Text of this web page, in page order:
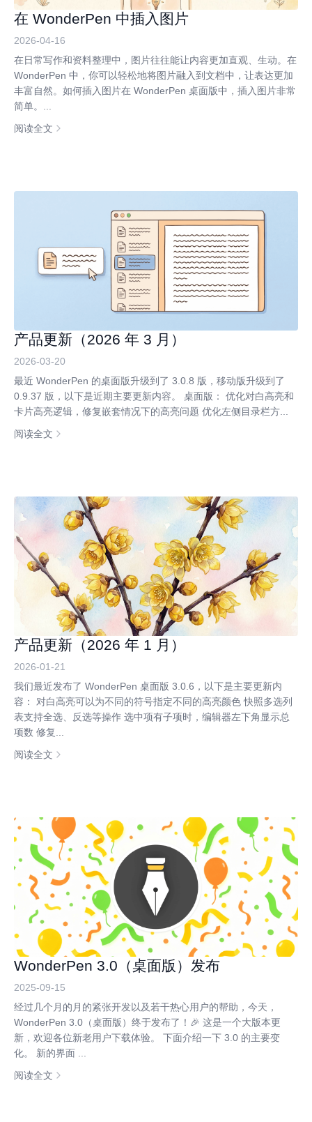
在 WonderPen 中插入图片
2026-04-16
在日常写作和资料整理中，图片往往能让内容更加直观、生动。在
WonderPen 中，你可以轻松地将图片融入到文档中，让表达更加
丰富自然。如何插入图片在 WonderPen 桌面版中，插入图片非常
简单。...
阅读全文
产品更新（2026 年 3 月）
2026-03-20
最近 WonderPen 的桌面版升级到了 3.0.8 版，移动版升级到了
0.9.37 版，以下是近期主要更新内容。 桌面版： 优化对白高亮和
卡片高亮逻辑，修复嵌套情况下的高亮问题 优化左侧目录栏方...
阅读全文
产品更新（2026 年 1 月）
2026-01-21
我们最近发布了 WonderPen 桌面版 3.0.6，以下是主要更新内
容： 对白高亮可以为不同的符号指定不同的高亮颜色 快照多选列
表支持全选、反选等操作 选中项有子项时，编辑器左下角显示总
项数 修复...
阅读全文
WonderPen 3.0（桌面版）发布
2025-09-15
经过几个月的月的紧张开发以及若干热心用户的帮助，今天，
WonderPen 3.0（桌面版）终于发布了！🎉 这是一个大版本更
新，欢迎各位新老用户下载体验。 下面介绍一下 3.0 的主要变
化。 新的界面 ...
阅读全文